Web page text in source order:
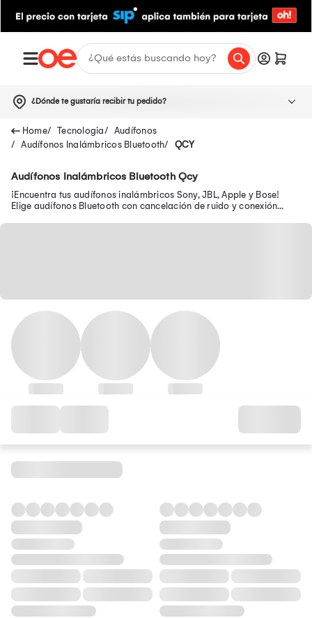
¿Dónde te gustaría recibir tu pedido?
Tecnologia
Audífonos
Audífonos Inalámbricos Bluetooth
QCY
Audífonos Inalámbricos Bluetooth Qcy
¡Encuentra tus audífonos inalámbricos Sony, JBL, Apple y Bose!
Elige audífonos Bluetooth con cancelación de ruido y conexión